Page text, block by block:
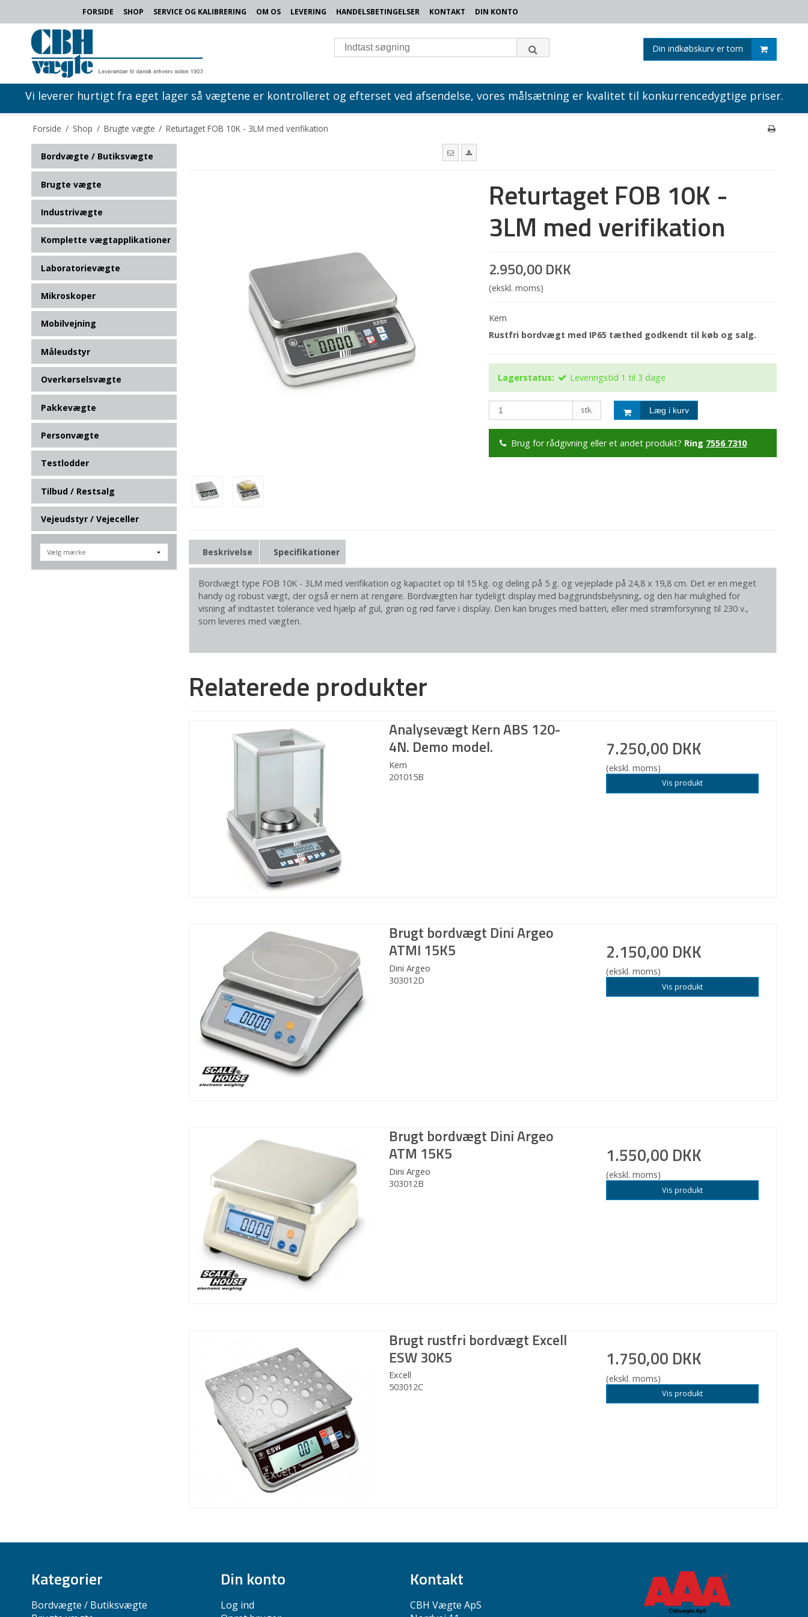
FORSIDE SHOP SERVICE OG KALIBRERING OM OS LEVERING HANDELSBETINGELSER KONTAKT DIN KONTO
Din indkøbskurv er tom
Vi leverer hurtigt fra eget lager så vægtene er kontrolleret og efterset ved afsendelse, vores målsætning er kvalitet til konkurrencedygtige priser.
Forside / Shop / Brugte vægte / Returtaget FOB 10K - 3LM med verifikation
Bordvægte / Butiksvægte
Brugte vægte
Industrivægte
Komplette vægtapplikationer
Laboratorievægte
Mikroskoper
Mobilvejning
Måleudstyr
Overkørselsvægte
Pakkevægte
Personvægte
Testlodder
Tilbud / Restsalg
Vejeudstyr / Vejeceller
Returtaget FOB 10K -
3LM med verifikation
2.950,00 DKK
(ekskl. moms)
Kern
Rustfri bordvægt med IP65 tæthed godkendt til køb og salg.
Lagerstatus: Leveringstid 1 til 3 dage
stk. Læg i kurv
Brug for rådgivning eller et andet produkt? Ring 7556 7310
Beskrivelse Specifikationer
Bordvægt type FOB 10K - 3LM med verifikation og kapacitet op til 15 kg. og deling på 5 g. og vejeplade på 24,8 x 19,8 cm. Det er en meget
handy og robust vægt, der også er nem at rengøre. Bordvægten har tydeligt display med baggrundsbelysning, og den har mulighed for
visning af indtastet tolerance ved hjælp af gul, grøn og rød farve i display. Den kan bruges med batteri, eller med strømforsyning til 230 v.,
som leveres med vægten.
Relaterede produkter
Analysevægt Kern ABS 120-
4N. Demo model.
Kern
201015B
7.250,00 DKK
(ekskl. moms)
Vis produkt
Brugt bordvægt Dini Argeo
ATMI 15K5
Dini Argeo
303012D
2.150,00 DKK
(ekskl. moms)
Vis produkt
Brugt bordvægt Dini Argeo
ATM 15K5
Dini Argeo
303012B
1.550,00 DKK
(ekskl. moms)
Vis produkt
Brugt rustfri bordvægt Excell
ESW 30K5
Excell
503012C
1.750,00 DKK
(ekskl. moms)
Vis produkt
Kategorier
Bordvægte / Butiksvægte
Din konto
Log ind
Kontakt
CBH Vægte ApS